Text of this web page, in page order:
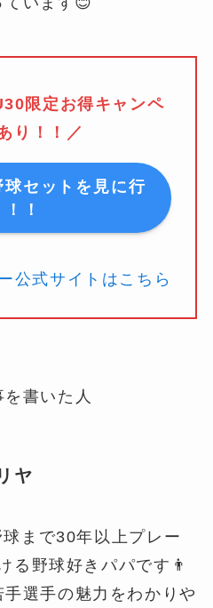
限定お得キャンペ
り！！／
球セットを見に行
！！
公式サイトはこちら
を書いた人
ヤ
まで30年以上プレー
る野球好きパパです👨
選手の魅力をわかりや